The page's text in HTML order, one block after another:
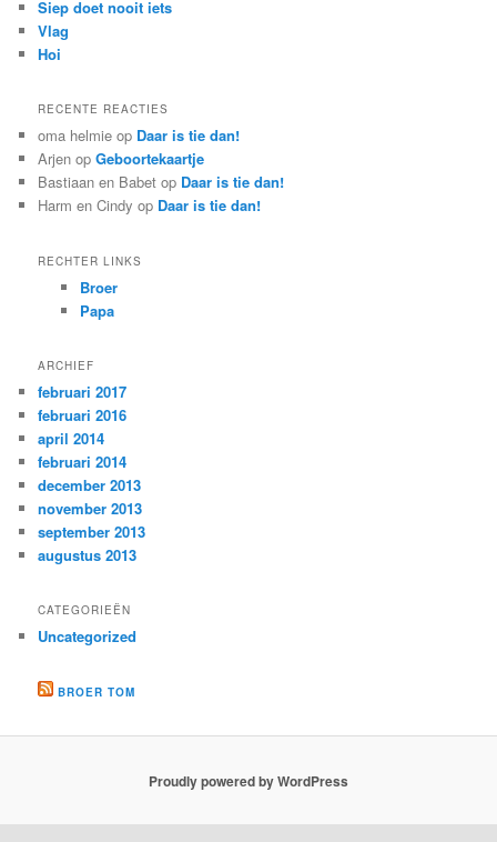
Siep doet nooit iets
Vlag
Hoi
RECENTE REACTIES
oma helmie op Daar is tie dan!
Arjen opGeboortekaartje
Bastiaan en Babet op Daar is tie dan!
Harm en Cindy op Daar is tie dan!
RECHTER LINKS
Broer
Papa
ARCHIEF
februari 2017
februari 2016
april 2014
februari 2014
december 2013
november 2013
september 2013
augustus 2013
CATEGORIEËN
Uncategorized
BROER TOM
Proudly powered by WordPress